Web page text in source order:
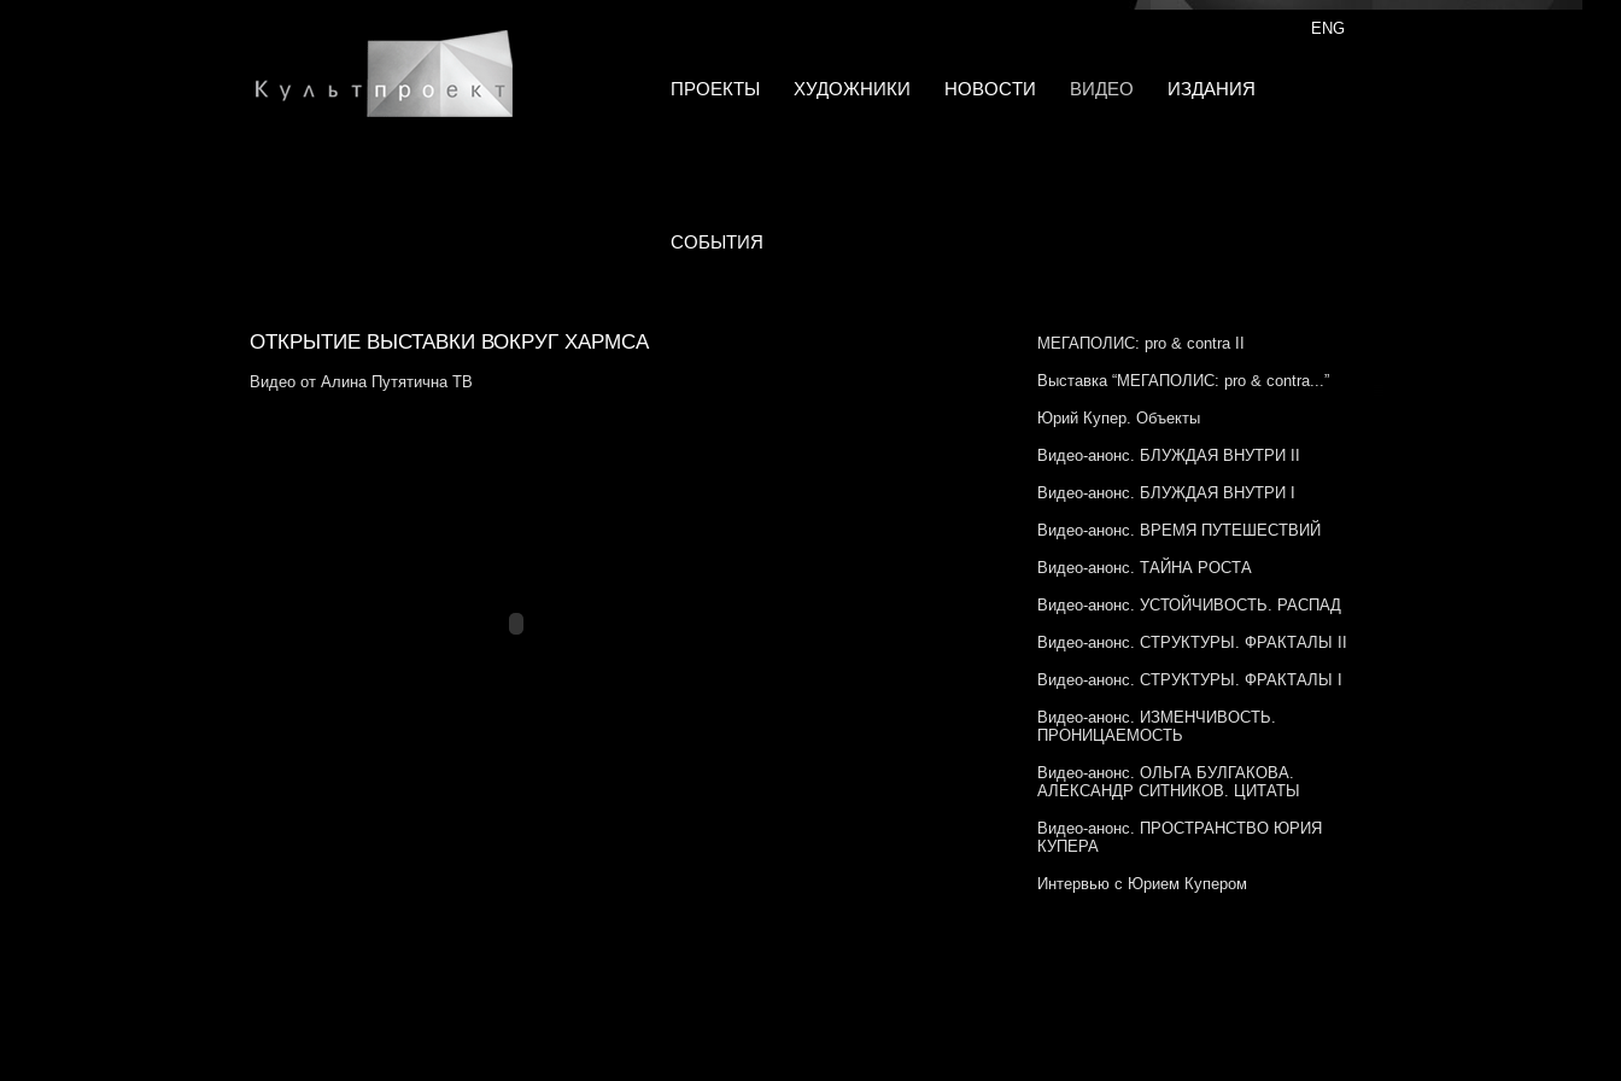
ENG
ПРОЕКТЫ ХУДОЖНИКИ НОВОСТИ ВИДЕО ИЗДАНИЯ
СОБЫТИЯ
ОТКРЫТИЕ ВЫСТАВКИ ВОКРУГ ХАРМСА
Видео от Алина Путятична ТВ
МЕГАПОЛИС: pro & contra II
Выставка “МЕГАПОЛИС: pro & contra...”
Юрий Купер. Объекты
Видео-анонс. БЛУЖДАЯ ВНУТРИ II
Видео-анонс. БЛУЖДАЯ ВНУТРИ I
Видео-анонс. ВРЕМЯ ПУТЕШЕСТВИЙ
Видео-анонс. ТАЙНА РОСТА
Видео-анонс. УСТОЙЧИВОСТЬ. РАСПАД
Видео-анонс. СТРУКТУРЫ. ФРАКТАЛЫ II
Видео-анонс. СТРУКТУРЫ. ФРАКТАЛЫ I
Видео-анонс. ИЗМЕНЧИВОСТЬ.
ПРОНИЦАЕМОСТЬ
Видео-анонс. ОЛЬГА БУЛГАКОВА.
АЛЕКСАНДР СИТНИКОВ. ЦИТАТЫ
Видео-анонс. ПРОСТРАНСТВО ЮРИЯ
КУПЕРА
Интервью с Юрием Купером